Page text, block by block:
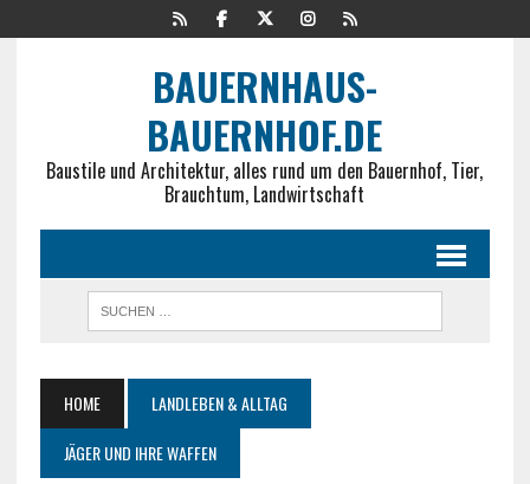
BAUERNHAUS-
BAUERNHOF.DE
Baustile und Architektur, alles rund um den Bauernhof, Tier,
Brauchtum, Landwirtschaft
HOME
LANDLEBEN & ALLTAG
JÄGER UND IHRE WAFFEN